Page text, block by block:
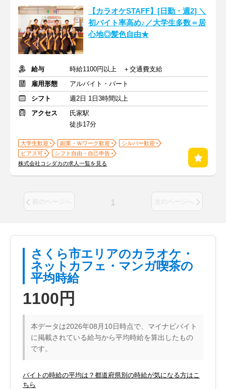
【カラオケSTAFF】[日勤・週2] ＼
初バイト率高め♪／大学生多数＝居
心地◎髪色自由★
給与
時給1100円以上 ＋交通費支給
雇用形態
アルバイト・パート
シフト
週2日 1日3時間以上
アクセス
氏家駅
徒歩17分
大学生歓迎 副業・Ｗワーク歓迎
シルバー歓迎
ピアス可
シフト自由・自己申告
株式会社コシダカの求人一覧を見る
前のページへ 1 次のページへ
さくら市エリアのカラオケ・
ネットカフェ・マンガ喫茶の
平均時給
1100円
本データは2026年08月10日時点で、マイナビバイト
に掲載されている給与から平均時給を算出したもの
です。
バイトの時給の平均は？都道府県別の時給が気になる方はこ
ちら